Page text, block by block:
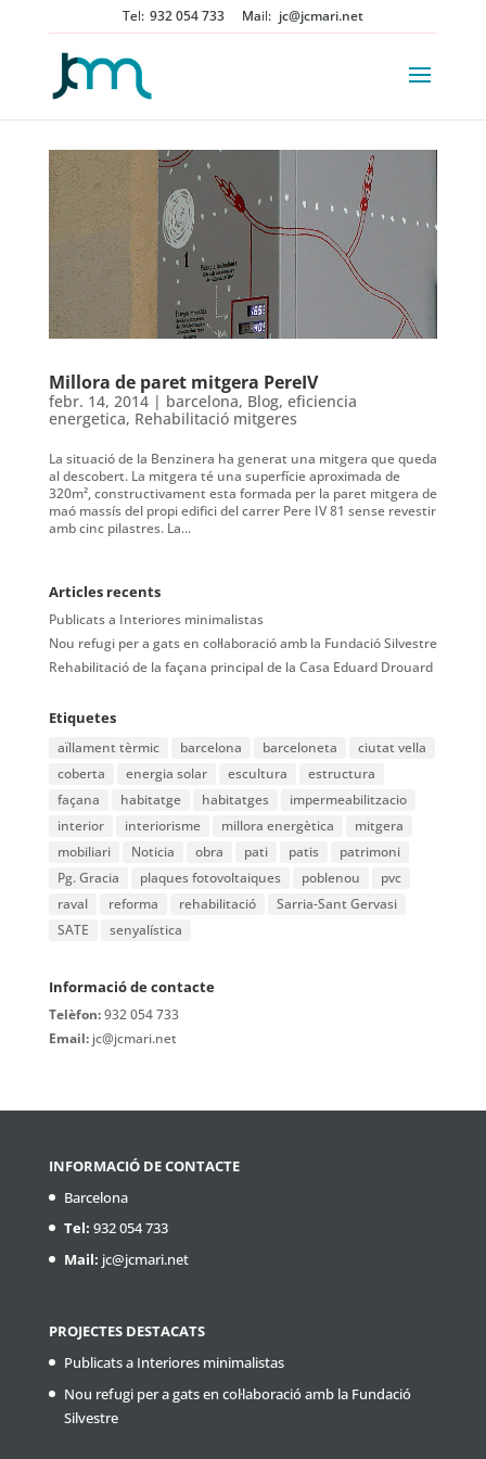
932 054 733 jc@jcmari.net
Millora de paret mitgera PereIV
febr. 14, 2014| barcelona, Blog, eficiencia
energetica, Rehabilitació mitgeres
La situació de la Benzinera ha generat una mitgera que queda
al descobert. La mitgera té una superfície aproximada de
320m², constructivament esta formada per la paret mitgera de
maó massís del propi edifici del carrer Pere IV 81 sense revestir
amb cinc pilastres. La...
Articles recents
Publicats a Interiores minimalistas
Nou refugi per a gats en col·laboració amb la Fundació Silvestre
Rehabilitació de la façana principal de la Casa Eduard Drouard
Etiquetes
aïllament tèrmic barcelona barceloneta
ciutat vella
coberta
energia solar escultura
estructura
façana
habitatge habitatges
impermeabilitzacio
interior
interiorisme millora energètica
mitgera
mobiliari
Noticia obra pati patis
patrimoni
Pg. Gracia
plaques fotovoltaiques poblenou
pvc
raval
reforma rehabilitació
Sarria-Sant Gervasi
SATE
senyalística
Informació de contacte
Telèfon:932 054 733
Email:jc@jcmari.net
INFORMACIÓ DE CONTACTE
Barcelona
Tel: 932 054 733
Mail: jc@jcmari.net
PROJECTES DESTACATS
Publicats a Interiores minimalistas
Nou refugi per a gats en col·laboració amb la Fundació
Silvestre